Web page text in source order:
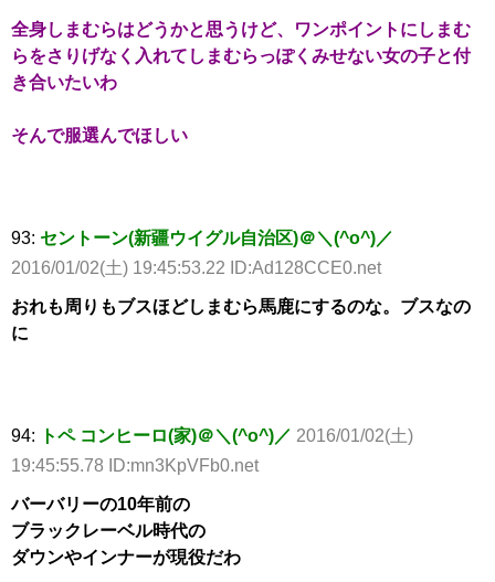
全身しまむらはどうかと思うけど、ワンポイントにしまむ
らをさりげなく入れてしまむらっぽくみせない女の子と付
き合いたいわ
そんで服選んでほしい
93: セントーン(新疆ウイグル自治区)＠＼(^o^)／
2016/01/02(土) 19:45:53.22 ID:Ad128CCE0.net
おれも周りもブスほどしまむら馬鹿にするのな。ブスなの
に
94: トペ コンヒーロ(家)＠＼(^o^)／ 2016/01/02(土)
19:45:55.78 ID:mn3KpVFb0.net
バーバリーの10年前の
ブラックレーベル時代の
ダウンやインナーが現役だわ